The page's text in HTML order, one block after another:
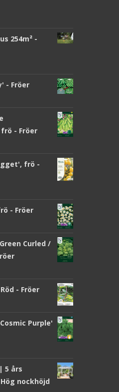
254m² -
- Fröer
- Fröer
frö -
- Fröer
Curled /
- Fröer
Purple'
5 års
nockhöjd